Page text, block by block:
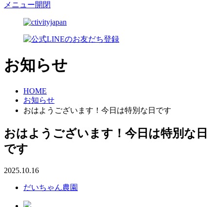
メニュー開閉
お知らせ
HOME
お知らせ
おはようございます！今日は特別な日です
おはようございます！今日は特別な日
です
2025.10.16
だいちゃん農園